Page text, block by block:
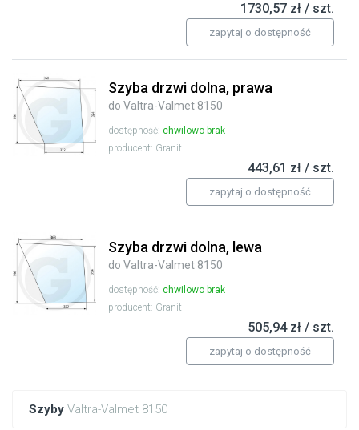
Szyby Valtra-Valmet 8150
1730,57 zł / szt.
zapytaj o dostępność
Szyba drzwi dolna, prawa
do Valtra-Valmet 8150
dostępność: chwilowo brak
producent: Granit
443,61 zł / szt.
zapytaj o dostępność
Szyba drzwi dolna, lewa
do Valtra-Valmet 8150
dostępność: chwilowo brak
producent: Granit
505,94 zł / szt.
zapytaj o dostępność